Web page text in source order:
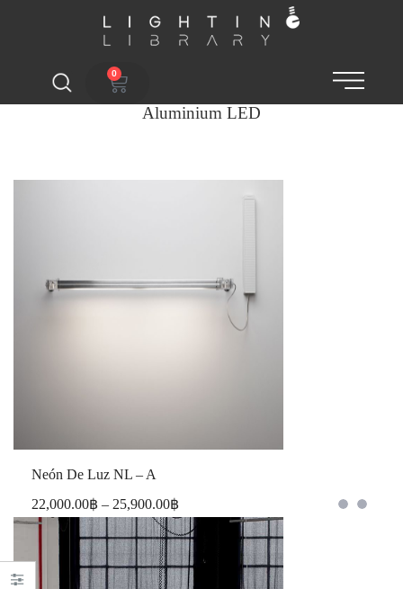
0
Aluminium LED
Neón De Luz NL – A
22,000.00฿ – 25,900.00฿